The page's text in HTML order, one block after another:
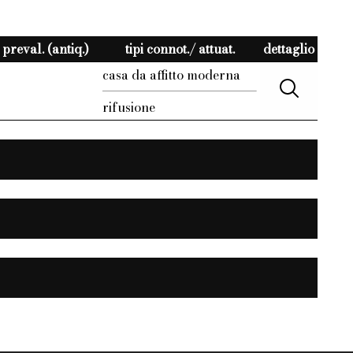
(antiq.) tipi connot./ attuat.
dettaglio
casa da affitto moderna
rifusione